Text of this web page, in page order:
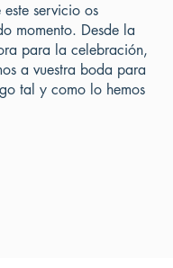
servicio os
momento. Desde la
para la celebración,
a vuestra boda para
tal y como lo hemos